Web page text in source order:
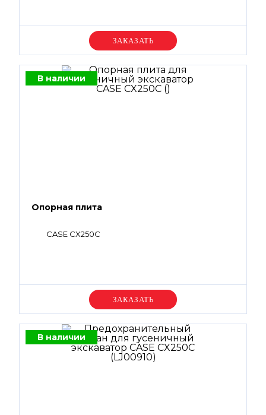
Уточняйте цену
В наличии
Опорная плита
CASE CX250С
Уточняйте цену
В наличии